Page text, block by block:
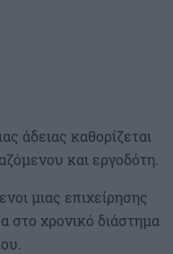
άδειας καθορίζεται
και εργοδότη.
μιας επιχείρησης
στο χρονικό διάστημα